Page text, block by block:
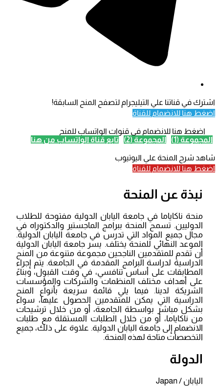
اشترك في قناتنا علي التيليجرام لتصفح المنح السابقة!
اضغط هنا للانضمام للقناة
اضغط هنا للانضمام في قنوات الواتساب للمنح
المجموعة (1)
المجموعة (2) تابع قناة الواتساب من هنا
شاهد شرح المنحة علي اليوتيوب
اضغط هنا للانضمام للقناة
نبذة عن المنحة
منحة ناكاياما في جامعة اليابان الدولية مفتوحة للطلاب
الدوليين. تسمح المنحة ببرامج الماجستير والدكتوراه في
مجال جميع المواد التي تدرس في جامعة اليابان الدولية.
الموعد النهائي للمنحة يختلف. يسر جامعة اليابان الدولية
أن تقدم للمتقدمين الناجحين مجموعة متنوعة من المنح
الدراسية لدراسة البرامج المقدمة في الجامعة. يتم إجراء
المطابقات على أساس تنافسي، في وقت القبول، وبناءً
على أهداف مختلف المنظمات والشركات والمؤسسات
الشريكة لدينا. فيما يلي قائمة سريعة بأنواع المنح
الدراسية التي يمكن للمتقدمين الحصول عليها، سواء
بشكل مباشر بواسطة الجامعة، أو من خلال ترشيحات
من ناكاياما، أو من خلال الطلبات المستقلة مع طلبات
الانضمام إلى جامعة اليابان الدولية. علاوة على ذلك، جميع
التخصصات متاحة لهذه المنحة.
الدولة
اليابان / Japan